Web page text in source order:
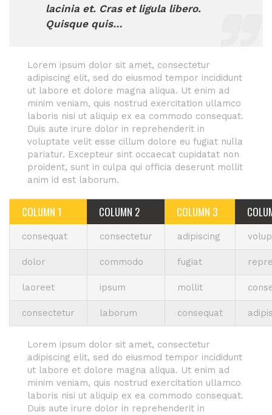
lacinia et. Cras et ligula libero.
Quisque quis…
Lorem ipsum dolor sit amet, consectetur
adipiscing elit, sed do eiusmod tempor incididunt
ut labore et dolore magna aliqua. Ut enim ad
minim veniam, quis nostrud exercitation ullamco
laboris nisi ut aliquip ex ea commodo consequat.
Duis aute irure dolor in reprehenderit in
voluptate velit esse cillum dolore eu fugiat nulla
pariatur. Excepteur sint occaecat cupidatat non
proident, sunt in culpa qui officia deserunt mollit
anim id est laborum.
COLUMN 1 COLUMN 2 COLUMN 3
consequat consectetur adipiscing
dolor commodo fugiat
laoreet ipsum mollit
consectetur laborum consequat
Lorem ipsum dolor sit amet, consectetur
adipiscing elit, sed do eiusmod tempor incididunt
ut labore et dolore magna aliqua. Ut enim ad
minim veniam, quis nostrud exercitation ullamco
laboris nisi ut aliquip ex ea commodo consequat.
Duis aute irure dolor in reprehenderit in